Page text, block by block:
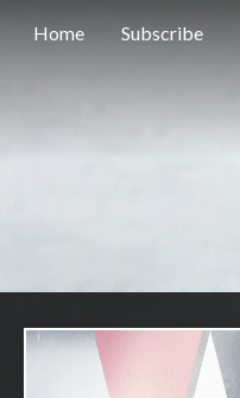
Home Subscribe